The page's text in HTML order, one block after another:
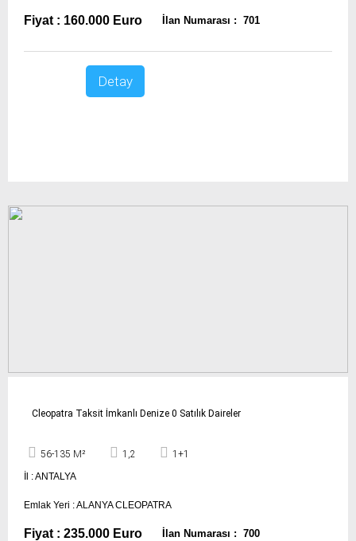
Fiyat : 160.000 Euro İlan Numarası : 701
Detay
Cleopatra Taksit İmkanlı Denize 0 Satılık Daireler
56-135 M² 1,2
1+1
İl : ANTALYA
Emlak Yeri : ALANYA CLEOPATRA
Fiyat : 235.000 Euro İlan Numarası : 700